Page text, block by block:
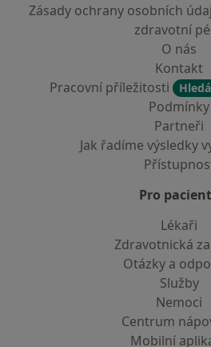
Zásady ochrany osobních
zdravotní
O nás
Kontakt
Pracovní příležitosti
Podmínky
Partneři
Jak řadíme výsledky
Pro
Lékaři
Zdravotnická
Otázky a
Služby
Nemoci
Centrum
Mobilní